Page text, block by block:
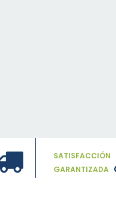
SATISFACCIÓN
GARANTIZADA